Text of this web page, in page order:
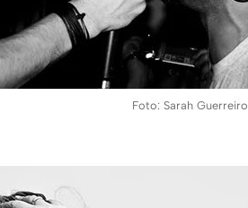
Foto: Sarah Guerreiro